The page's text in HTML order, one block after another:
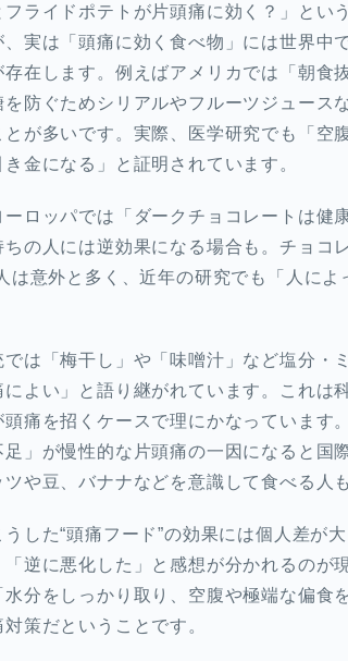
フライドポテトが片頭痛に効く？」とい
、実は「頭痛に効く食べ物」には世界中
在します。例えばアメリカでは「朝食
を防ぐためシリアルやフルーツジュース
とが多いです。実際、医学研究でも「空
き金になる」と証明されています。
ーロッパでは「ダークチョコレートは健
ちの人には逆効果になる場合も。チョコ
は意外と多く、近年の研究でも「人に
では「梅干し」や「味噌汁」など塩分・
によい」と語り継がれています。これは
頭痛を招くケースで理にかなっています
足」が慢性的な片頭痛の一因になると国
や豆、バナナなどを意識して食べる人
した“頭痛フード”の効果には個人差が
「逆に悪化した」と感想が分かれるのが
水分をしっかり取り、空腹や極端な偏食
策だということです。